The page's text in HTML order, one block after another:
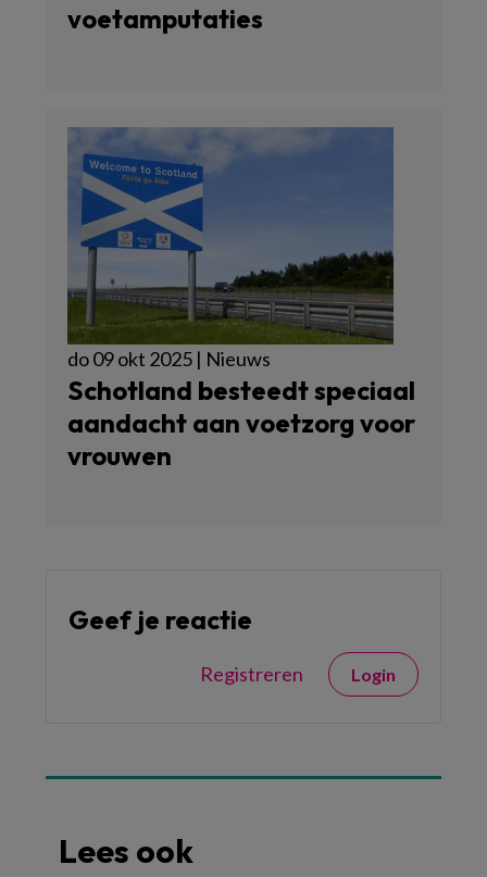
voetamputaties
do 09 okt 2025 | Nieuws
Schotland besteedt speciaal
aandacht aan voetzorg voor
vrouwen
Geef je reactie
Registreren Login
Lees ook